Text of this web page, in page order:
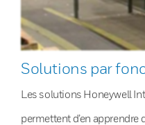
Solutions par
Les solutions Honeywell
permettent d’en apprendre